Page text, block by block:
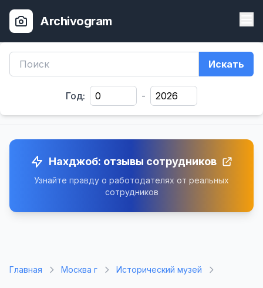
Archivogram
Искать
Год: -
Нахджоб: отзывы сотрудников
Узнайте правду о работодателях от реальных
сотрудников
Главная Москва г Исторический музей